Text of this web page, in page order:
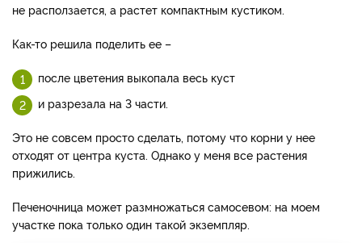
не расползается, а растет компактным кустиком.
Как-то решила поделить ее –
после цветения выкопала весь куст
и разрезала на 3 части.
Это не совсем просто сделать, потому что корни у нее
отходят от центра куста. Однако у меня все растения
прижились.
Печеночница может размножаться самосевом: на моем
участке пока только один такой экземпляр.